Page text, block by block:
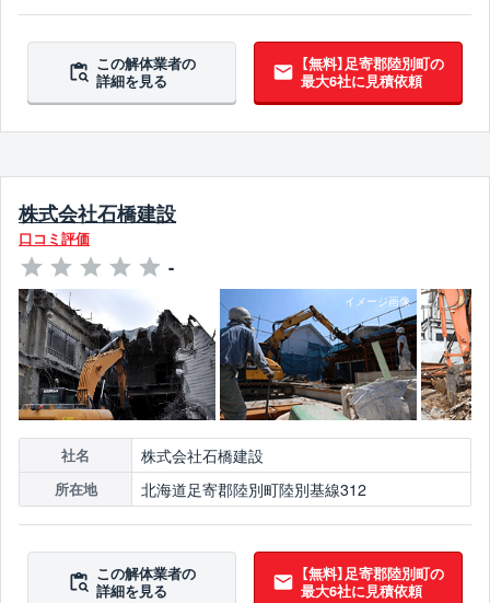
この解体業者の
詳細を見る
【無料】足寄郡陸別町の
最大6社に見積依頼
株式会社石橋建設
口コミ評価
-
社名 株式会社石橋建設
所在地 北海道足寄郡陸別町陸別基線312
この解体業者の
詳細を見る
【無料】足寄郡陸別町の
最大6社に見積依頼